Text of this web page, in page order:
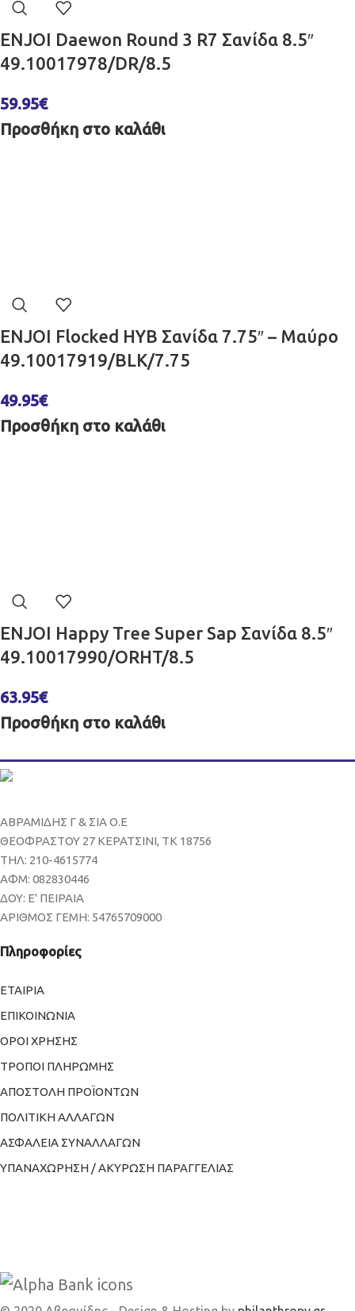
ENJOI Daewon Round 3 R7 Σανίδα 8.5″
49.10017978/DR/8.5
59.95€
Προσθήκη στο καλάθι
ENJOI Flocked HYB Σανίδα 7.75″ – Μαύρο
49.10017919/BLK/7.75
49.95€
Προσθήκη στο καλάθι
ENJOI Happy Tree Super Sap Σανίδα 8.5″
49.10017990/ORHT/8.5
63.95€
Προσθήκη στο καλάθι
ΑΒΡΑΜΙΔΗΣ Γ & ΣΙΑ Ο.Ε
ΘΕΟΦΡΑΣΤΟΥ 27 ΚΕΡΑΤΣΙΝΙ, ΤΚ 18756
ΤΗΛ: 210-4615774
ΑΦΜ: 082830446
ΔΟΥ: Ε' ΠΕΙΡΑΙΑ
ΑΡΙΘΜΟΣ ΓΕΜΗ: 54765709000
Πληροφορίες
ΕΤΑΙΡΙΑ
ΕΠΙΚΟΙΝΩΝΙΑ
ΟΡΟΙ ΧΡΗΣΗΣ
ΤΡΟΠΟΙ ΠΛΗΡΩΜΗΣ
ΑΠΟΣΤΟΛΗ ΠΡΟΪΟΝΤΩΝ
ΠΟΛΙΤΙΚΗ ΑΛΛΑΓΩΝ
ΑΣΦΑΛΕΙΑ ΣΥΝΑΛΛΑΓΩΝ
ΥΠΑΝΑΧΩΡΗΣΗ / ΑΚΥΡΩΣΗ ΠΑΡΑΓΓΕΛΙΑΣ